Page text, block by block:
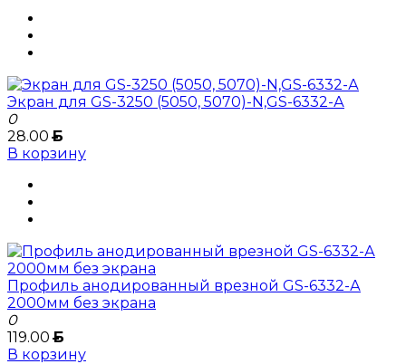
Экран для GS-3250 (5050, 5070)-N,GS-6332-А
0
28.00Б
В корзину
Профиль анодированный врезной GS-6332-А
2000мм без экрана
0
119.00Б
В корзину